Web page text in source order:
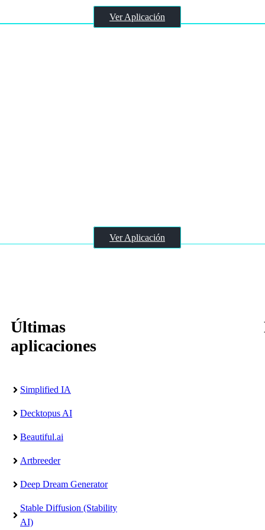
Ver Aplicación
Ver Aplicación
Últimas
aplicaciones
Simplified IA
Decktopus AI
Beautiful.ai
Artbreeder
Deep Dream Generator
Stable Diffusion (Stability
AI)